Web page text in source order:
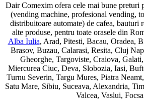
Dair Comexim ofera cele mai bune preturi
(vending machine, profesional vending,
distribuitoare automate) de cafea, bauturi
alte produse, pentru toate orasele din
Alba Iulia, Arad, Pitesti, Bacau, Oradea,
Brasov, Buzau, Calarasi, Resita, Cluj
Gheorghe, Targoviste, Craiova,
Miercurea Ciuc, Deva, Slobozia, Iasi,
Turnu Severin, Targu Mures, Piatra
Satu Mare, Sibiu, Suceava, Alexandria,
Valcea, Vaslui,